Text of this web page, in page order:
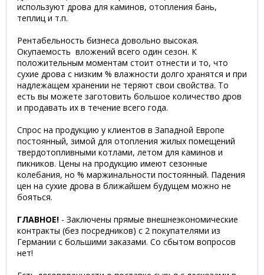
используют дрова для каминов, отопления бань,
теплиц и т.п.
Рентабельность бизнеса довольно высокая.
Окупаемость вложений всего один сезон. К
положительным моментам стоит отнести и то, что
сухие дрова с низким % влажности долго хранятся и при
надлежащем хранении не теряют свои свойства. То
есть вы можете заготовить большое количество дров
и продавать их в течение всего года.
Спрос на продукцию у клиентов в Западной Европе
постоянный, зимой для отопления жилых помещений
твердотопливными котлами, летом для каминов и
пикников. Цены на продукцию имеют сезонные
колебания, но % маржинальности постоянный. Падения
цен на сухие дрова в ближайшем будущем можно не
бояться.
ГЛАВНОЕ! - Заключены прямые внешнеэкономические
контракты (без посредников) с 2 покупателями из
Германии с большими заказами. Со сбытом вопросов
нет!